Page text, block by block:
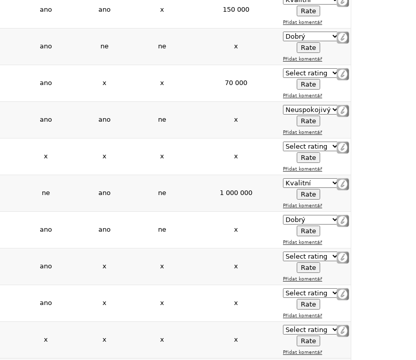
ano ano x 150 000
Přidat komentář
ano ne ne x
Přidat komentář
ano x x 70 000
Přidat komentář
ano ano ne x
Přidat komentář
x x x x
Přidat komentář
ne ano ne 1 000 000
Přidat komentář
ano ano ne x
Přidat komentář
ano x x x
Přidat komentář
ano x x x
Přidat komentář
x x x x
Přidat komentář